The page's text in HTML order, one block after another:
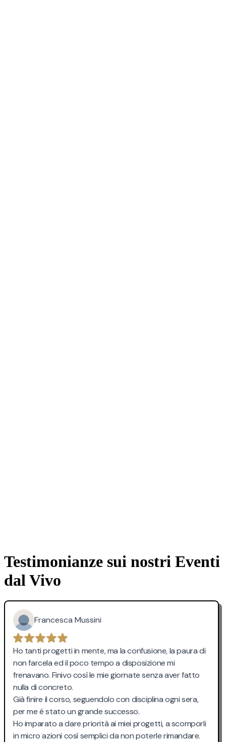
Testimonianze sui nostri Eventi
dal Vivo
Francesca Mussini
Ho tanti progetti in mente, ma la confusione, la paura di
non farcela ed il poco tempo a disposizione mi
frenavano. Finivo così le mie giornate senza aver fatto
nulla di concreto.
Già finire il corso, seguendolo con disciplina ogni sera,
per me é stato un grande successo.
Ho imparato a dare priorità ai miei progetti, a scomporli
in micro azioni così semplici da non poterle rimandare.